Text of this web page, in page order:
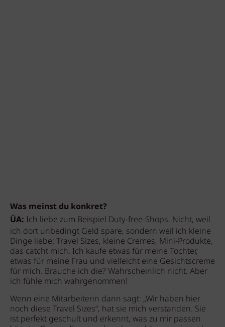
Was meinst du konkret?
ÜA: Ich liebe zum Beispiel Duty-free-Shops. Nicht, weil
ich dort unbedingt Geld spare, sondern weil ich kleine
Dinge liebe: Travel Sizes, kleine Cremes, Mini-Produkte,
das catcht mich. Ich kaufe etwas für meine Tochter,
etwas für meine Frau und vielleicht eine Gesichtscreme
für mich. Brauche ich die? Wahrscheinlich nicht. Aber
ich fühle mich wahrgenommen!
Wenn eine Mitarbeiterin dann sagt: „Wir haben hier
noch diese Travel Sizes“, hat sie mich verstanden. Sie
ist perfekt geschult und erkennt, was zu mir passen